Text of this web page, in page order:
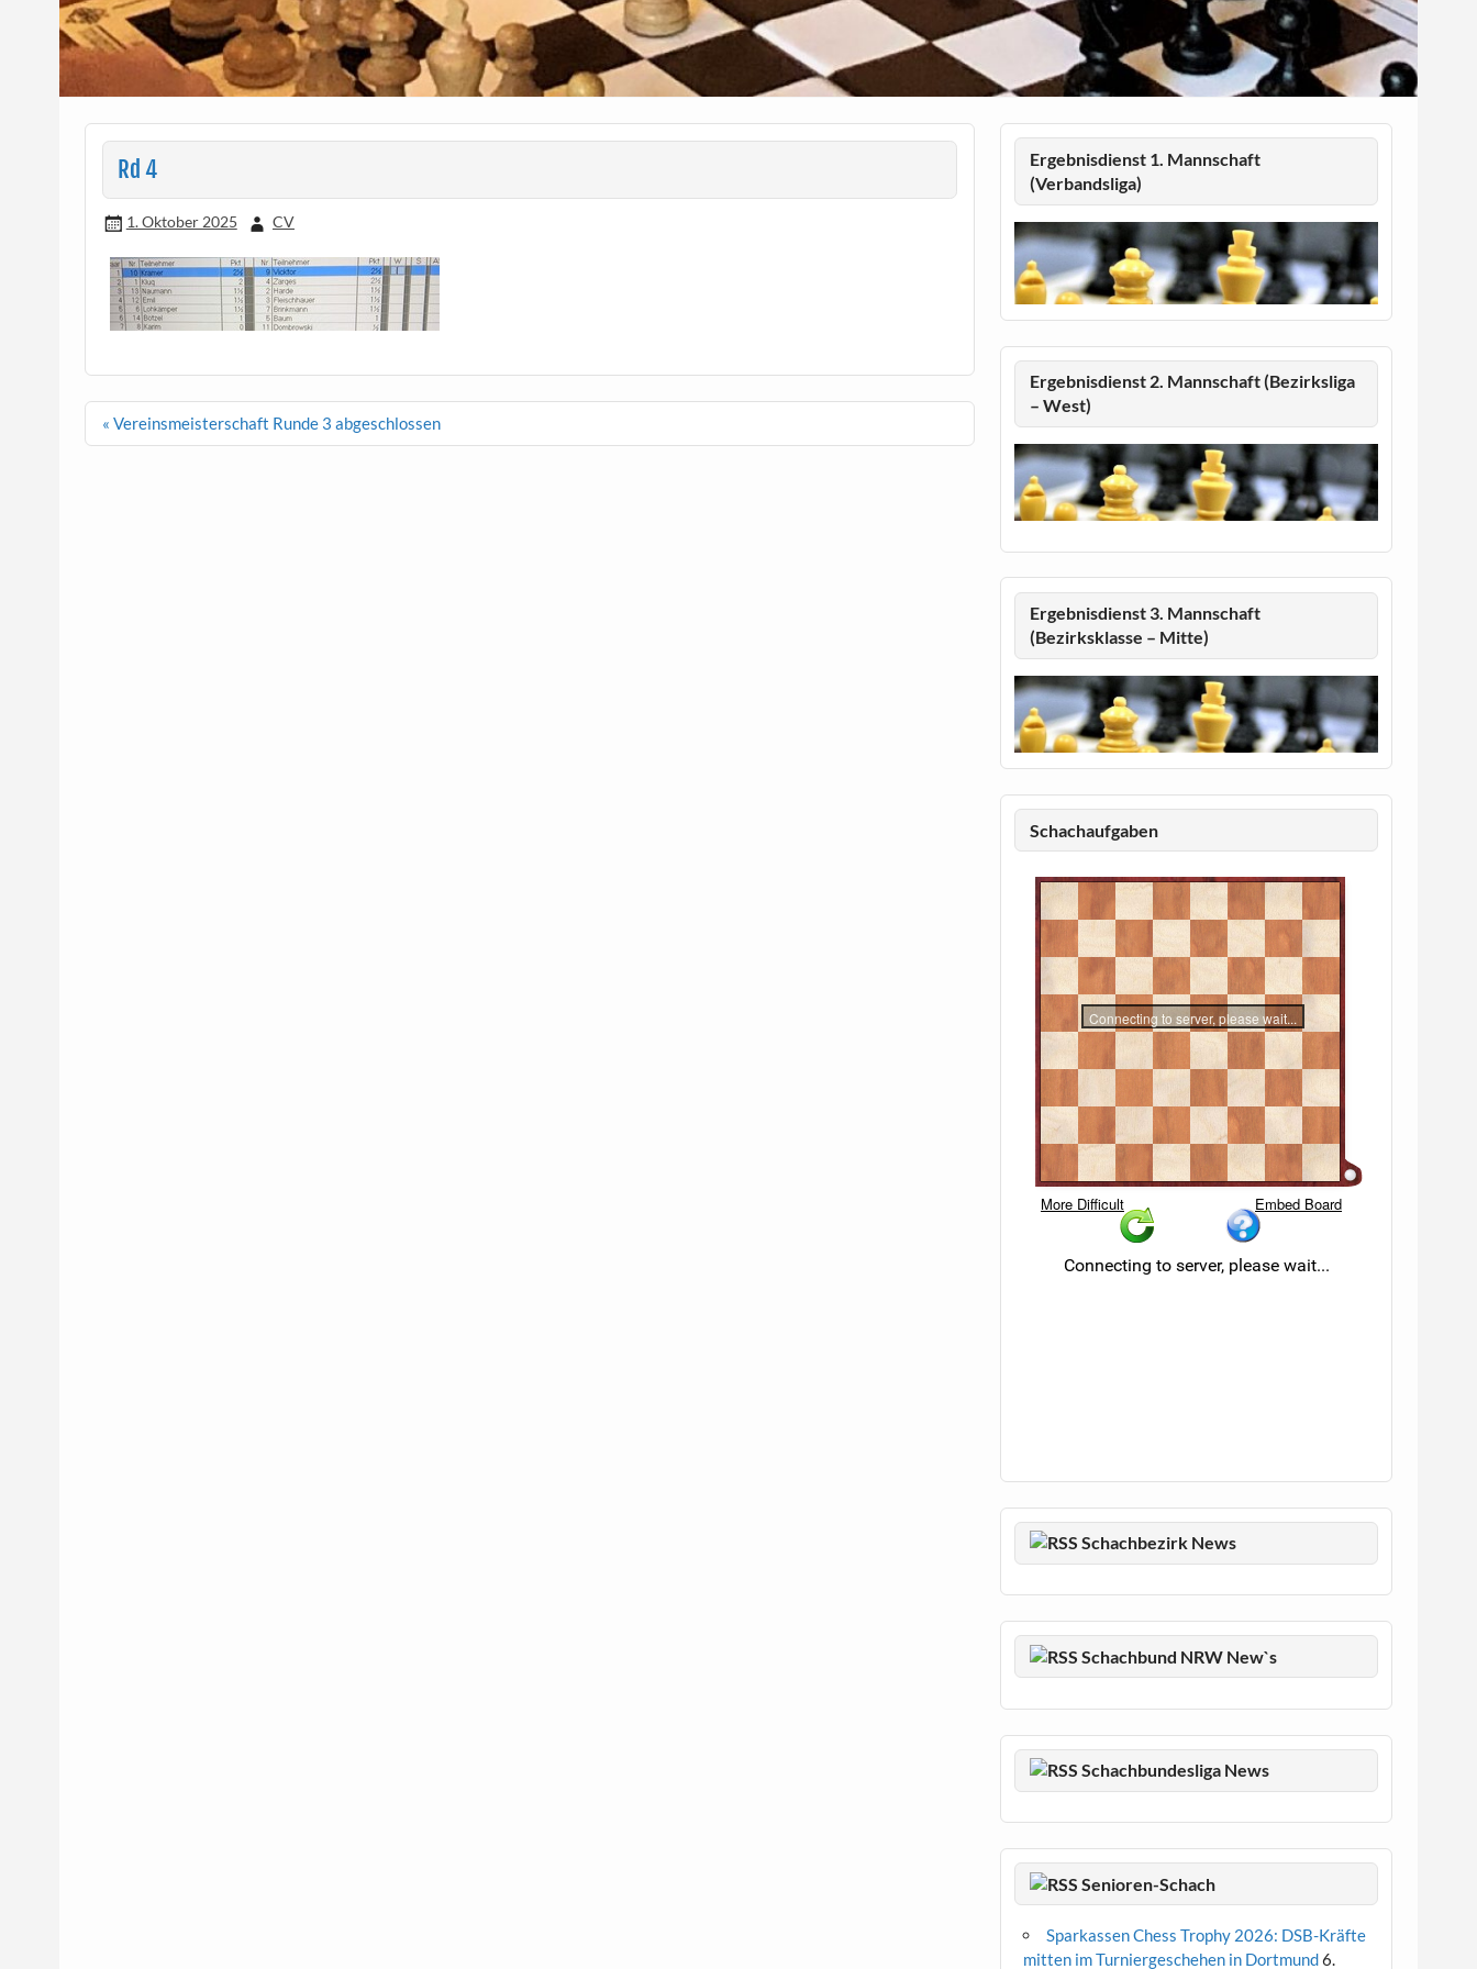
Rd 4
1. Oktober 2025 CV
Beitragsnavigation
« Vereinsmeisterschaft Runde 3 abgeschlossen
Ergebnisdienst 1. Mannschaft
(Verbandsliga)
Ergebnisdienst 2. Mannschaft (Bezirksliga
– West)
Ergebnisdienst 3. Mannschaft
(Bezirksklasse – Mitte)
Schachaufgaben
Schachbezirk News
Schachbund NRW New`s
Schachbundesliga News
Senioren-Schach
Sparkassen Chess Trophy 2026: DSB-Kräfte
mitten im Turniergeschehen in Dortmund6.